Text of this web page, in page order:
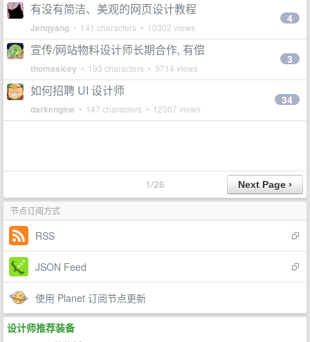
有没有简洁、美观的网页设计教程
Jenqyang • 141 characters • 10302 views
4
宣传/网站物料设计师长期合作, 有偿
thomasicey • 193 characters • 9714 views
3
如何招聘 UI 设计师
darkengine • 147 characters • 12307 views
34
1/26
节点订阅方式
RSS
JSON Feed
使用 Planet 订阅节点更新
设计师推荐装备